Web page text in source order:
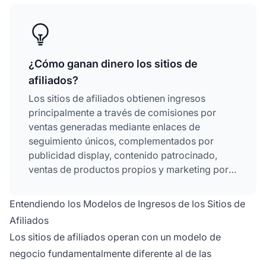
¿Cómo ganan dinero los sitios de
afiliados?
Los sitios de afiliados obtienen ingresos
principalmente a través de comisiones por
ventas generadas mediante enlaces de
seguimiento únicos, complementados por
publicidad display, contenido patrocinado,
ventas de productos propios y marketing por
comisiones es de rendimiento, recompensando
a los afiliados solo cuando los visitantes
realizan acciones calificadas como compras,
registros o clics.
Entendiendo los Modelos de Ingresos de los Sitios de
Afiliados
Los sitios de afiliados operan con un modelo de
negocio fundamentalmente diferente al de las